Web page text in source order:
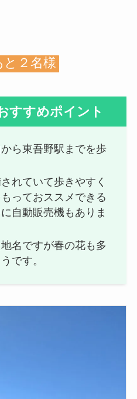
２名様
すすめポイント
ら東吾野駅までを歩
れていて歩きやすく
っておススメできる
自動販売機もありま
名ですが春の花も多
です。